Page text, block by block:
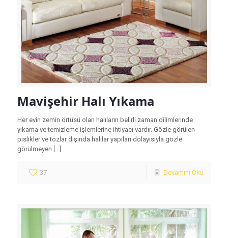
Mavişehir Halı Yıkama
Her evin zemin örtüsü olan halıların belirli zaman dilimlerinde
yıkama ve temizleme işlemlerine ihtiyacı vardır. Gözle görülen
pislikler ve tozlar dışında halılar yapıları dolayısıyla gözle
görülmeyen […]
37 Devamını Oku